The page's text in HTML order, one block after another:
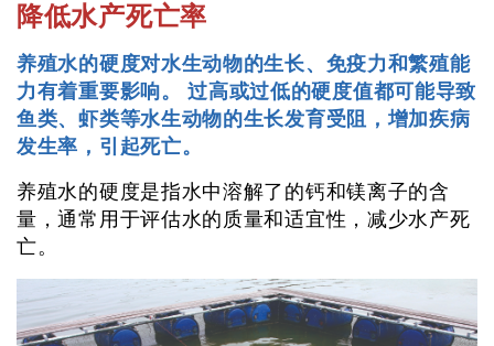
降低水产死亡率
养殖水的硬度对水生动物的生长、免疫力和繁殖能
力有着重要影响。 过高或过低的硬度值都可能导致
鱼类、虾类等水生动物的生长发育受阻，增加疾病
发生率，引起死亡。
养殖水的硬度是指水中溶解了的钙和镁离子的含
量，通常用于评估水的质量和适宜性，减少水产死
亡。